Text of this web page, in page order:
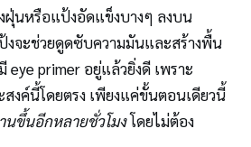
ฝุ่นหรือแป้งอัดแข็งบางๆ ลงบน
งจะช่วยดูดซับความมันและสร้างพื้น
eye primer อยู่แล้วยิ่งดี เพราะ
งค์นี้โดยตรง เพียงแค่ขั้นตอนเดียวนี้
นขึ้นอีกหลายชั่วโมงโดยไม่ต้อง